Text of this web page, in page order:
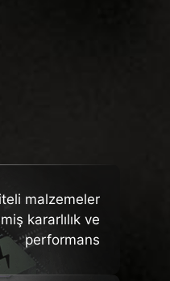
malzemeler
kararlılık ve
performans